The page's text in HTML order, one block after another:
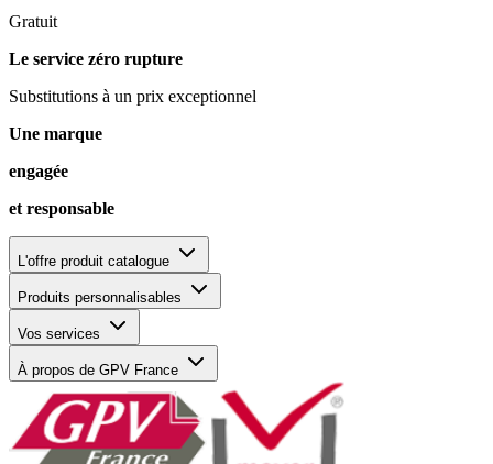
Gratuit
Le service zéro rupture
Substitutions à un prix exceptionnel
Une marque
engagée
et responsable
L'offre produit catalogue
Produits personnalisables
Vos services
À propos de GPV France